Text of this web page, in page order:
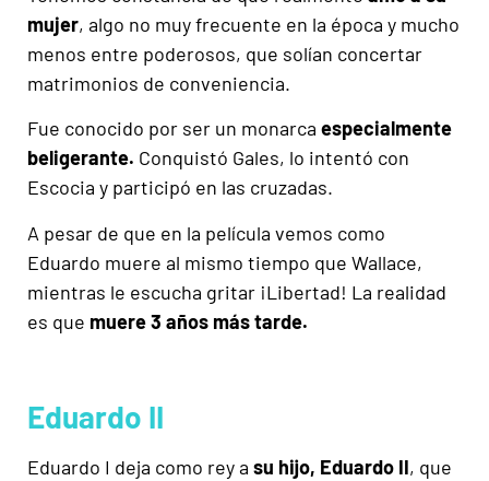
mujer, algo no muy frecuente en la época y mucho
menos entre poderosos, que solían concertar
matrimonios de conveniencia.
Fue conocido por ser un monarca especialmente
beligerante. Conquistó Gales, lo intentó con
Escocia y participó en las cruzadas.
A pesar de que en la película vemos como
Eduardo muere al mismo tiempo que Wallace,
mientras le escucha gritar ¡Libertad! La realidad
es que muere 3 años más tarde.
Eduardo II
Eduardo I deja como rey a su hijo, Eduardo II, que